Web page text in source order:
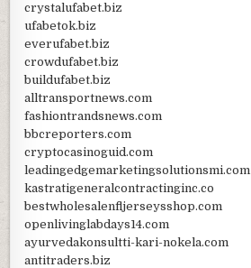
crystalufabet.biz
ufabetok.biz
everufabet.biz
crowdufabet.biz
buildufabet.biz
alltransportnews.com
fashiontrandsnews.com
bbcreporters.com
cryptocasinoguid.com
leadingedgemarketingsolutionsmi.com
kastratigeneralcontractinginc.co
bestwholesalenfljerseysshop.com
openlivinglabdays14.com
ayurvedakonsultti-kari-nokela.com
antitraders.biz